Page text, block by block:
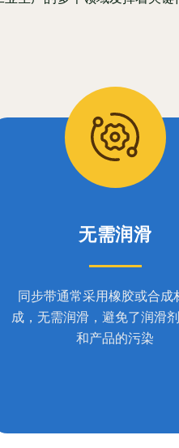
无需润滑
同步带通常采用橡胶或合成
成，无需润滑，避免了润滑
和产品的污染